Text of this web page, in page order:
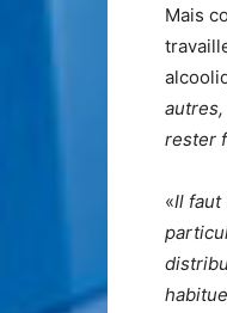
Mais
rester
«Il faut